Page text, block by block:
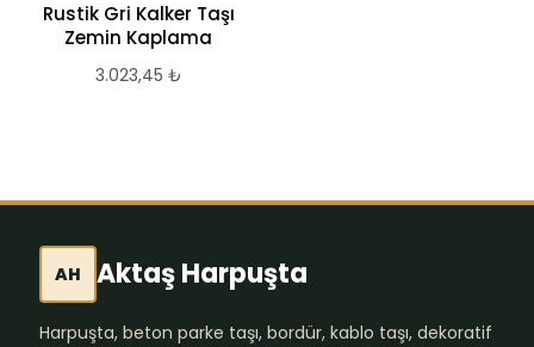
Rustik Gri Kalker Taşı
Zemin Kaplama
3.023,45 ₺
AH Aktaş Harpuşta
Harpuşta, beton parke taşı, bordür, kablo taşı, dekoratif